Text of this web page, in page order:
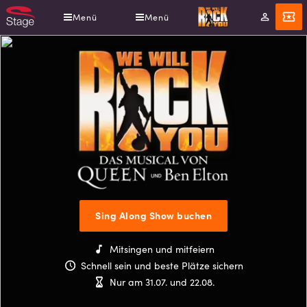
Direkt
zum
Inhalt
Menü Menü
Mein
Konto
Angebot
WE
WILL
ROCK
YOU
Sing Along Show buchen
Mitsingen und mitfeiern
Schnell sein und beste Plätze sichern
Nur am 31.07. und 22.08.